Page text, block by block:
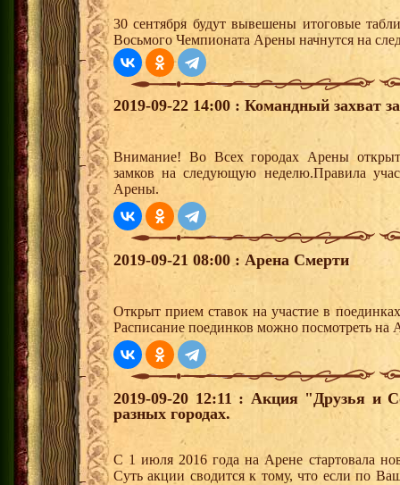
30 сентября будут вывешены итоговые
Восьмого Чемпионата Арены начнутся на
2019-09-22 14:00 : Командный захват
Внимание! Во Всех городах Арены
замков на следующую неделю.Правила
Арены.
2019-09-21 08:00 : Арена Смерти
Открыт прием ставок на участие в
Расписание поединков можно посмотреть на
2019-09-20 12:11 : Акция "Друзья и
разных городах.
С 1 июля 2016 года на Арене стартовала
Суть акции сводится к тому, что если по